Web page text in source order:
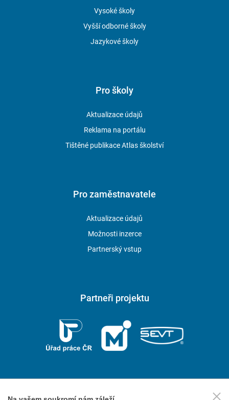
Vysoké školy
Vyšší odborné školy
Jazykové školy
Pro školy
Aktualizace údajů
Reklama na portálu
Tištěné publikace Atlas školství
Pro zaměstnavatele
Aktualizace údajů
Možnosti inzerce
Partnerský vstup
Partneři projektu